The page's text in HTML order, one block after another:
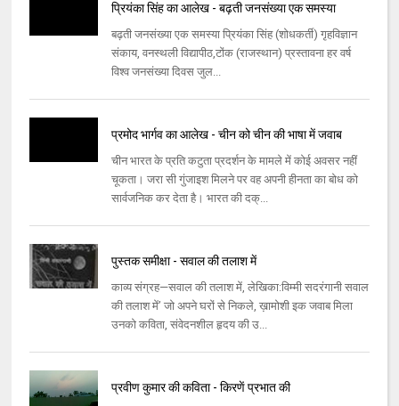
प्रियंका सिंह का आलेख - बढ़ती जनसंख्या एक समस्या
बढ़ती जनसंख्या एक समस्‍या प्रियंका सिंह (शोधकर्ती) गृहविज्ञान
संकाय, वनस्‍थली विद्यापीठ,टोंक (राजस्‍थान) प्रस्‍तावना हर वर्ष
विश्‍व जनसंख्या दिवस जुल...
प्रमोद भार्गव का आलेख - चीन को चीन की भाषा में जवाब
चीन भारत के प्रति कटुता प्रदर्शन के मामले में कोई अवसर नहीं
चूकता। जरा सी गुंजाइश मिलने पर वह अपनी हीनता का बोध को
सार्वजनिक कर देता है। भारत की दक्...
पुस्तक समीक्षा - सवाल की तलाश में
काव्य संग्रह—सवाल की तलाश में, लेखिका:विम्मी सदरंगानी सवाल
की तलाश में’ जो अपने घरों से निकले, ख़ामोशी इक जवाब मिला
उनको कविता, संवेदनशील हृदय की उ...
प्रवीण कुमार की कविता - किरणें प्रभात की